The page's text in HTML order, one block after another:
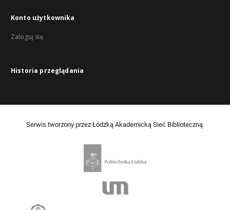
Konto użytkownika
Zaloguj się
Historia przeglądania
Serwis tworzony przez Łódzką Akademicką Sieć Biblioteczną.